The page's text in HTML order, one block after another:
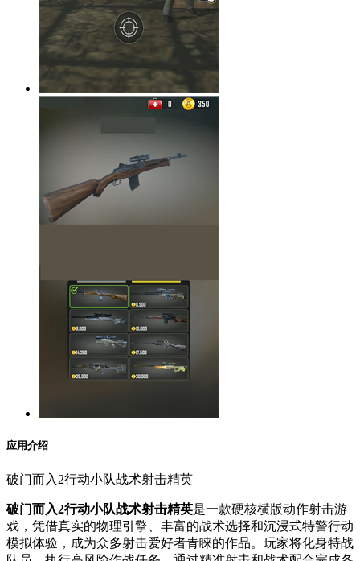
应用介绍
破门而入2行动小队战术射击精英
破门而入2行动小队战术射击精英是一款硬核横版动作射击游
戏，凭借真实的物理引擎、丰富的战术选择和沉浸式特警行动
模拟体验，成为众多射击爱好者青睐的作品。玩家将化身特战